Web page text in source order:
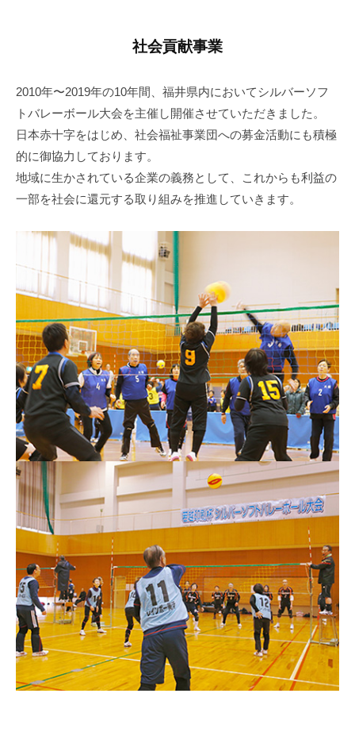
社会貢献事業
2010年〜2019年の10年間、福井県内においてシルバーソフ
トバレーボール大会を主催し開催させていただきました。
日本赤十字をはじめ、社会福祉事業団への募金活動にも積極
的に御協力しております。
地域に生かされている企業の義務として、これからも利益の
一部を社会に還元する取り組みを推進していきます。